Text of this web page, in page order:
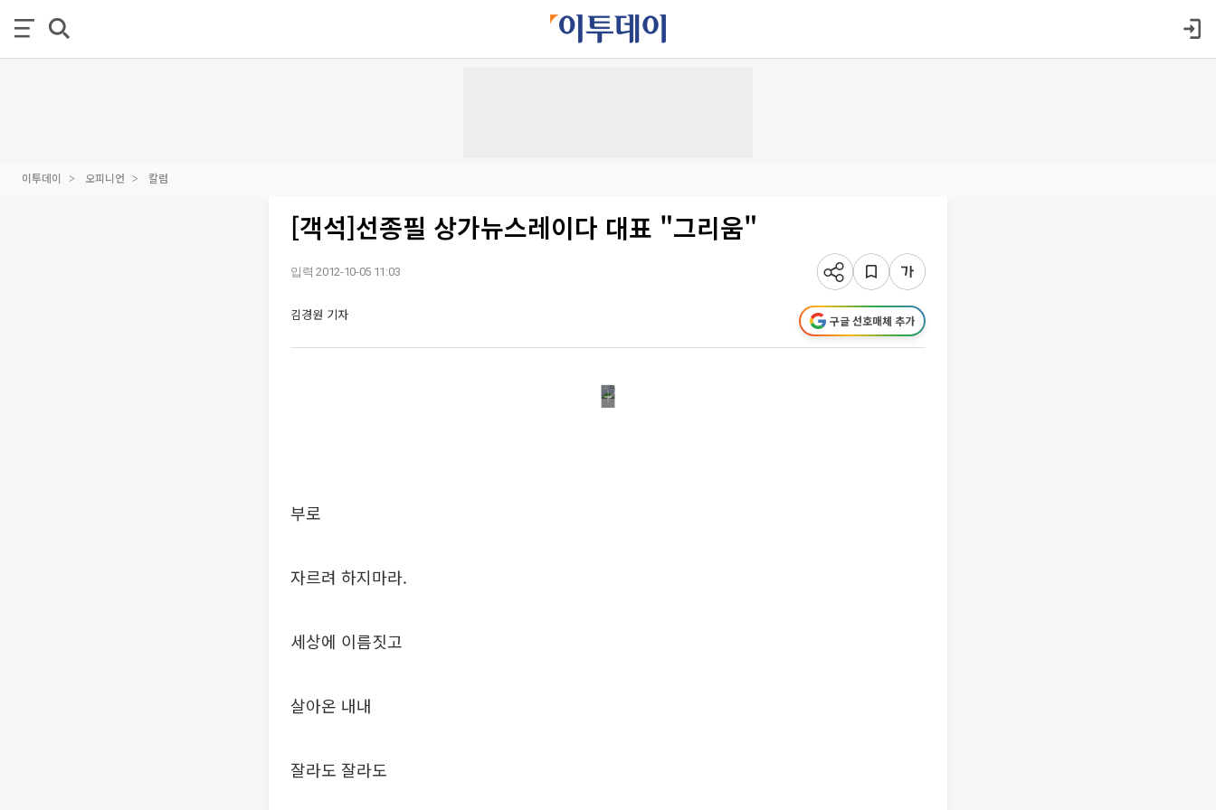
이투데이 오피니언 칼럼
[객석]선종필 상가뉴스레이다 대표 "그리움"
입력 2012-10-05 11:03
김경원 기자 구글 선호매체 추가
부로
자르려 하지마라.
세상에 이름짓고
살아온 내내
잘라도 잘라도